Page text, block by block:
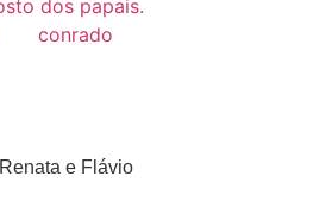
Renata e Flávio